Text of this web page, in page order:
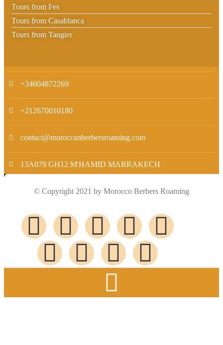
Tours from Fes
Tours from Casablanca
Tours from Tangier
+34604872269
+212670010180
contact@moroccanberbersroaming.com
13A079 GH12 M'HAMID MARRAKECH
© Copyright 2021 by Morocco Berbers Roaming